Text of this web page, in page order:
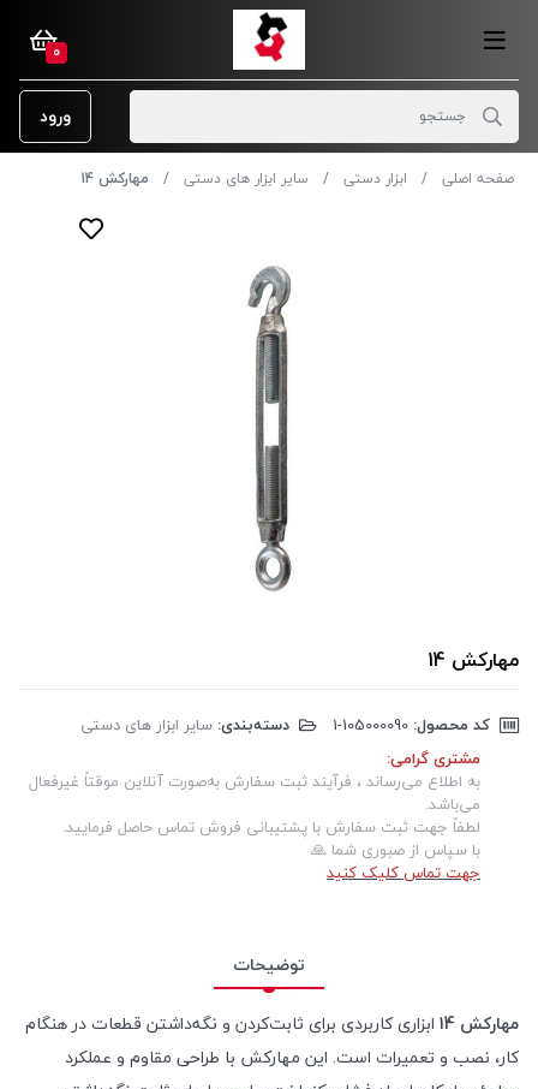
0
ورود
صفحه اصلی ابزار دستی سایر ابزار های دستی مهارکش 14
مهارکش 14
کد محصول: دسته‌بندی: سایر ابزار های دستی
مشتری گرامی:
به اطلاع می‌رساند ، فرآیند ثبت سفارش به‌صورت آنلاین موقتاً غیرفعال
می‌باشد.
لطفاً جهت ثبت سفارش با پشتیبانی فروش تماس حاصل فرمایید.
با سپاس از صبوری شما 🙏
جهت تماس کلیک کنید
توضیحات
مهارکش 14
ابزاری کاربردی برای ثابت‌کردن و نگه‌داشتن قطعات در هنگام
کار، نصب و تعمیرات است. این مهارکش با طراحی مقاوم و عملکرد